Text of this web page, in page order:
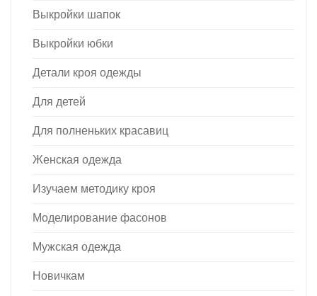
Выкройки шапок
Выкройки юбки
Детали кроя одежды
Для детей
Для полненьких красавиц
Женская одежда
Изучаем методику кроя
Моделирование фасонов
Мужская одежда
Новичкам